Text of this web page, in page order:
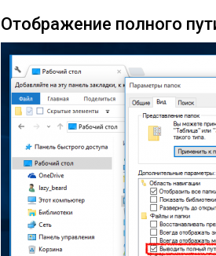
Отображение полного